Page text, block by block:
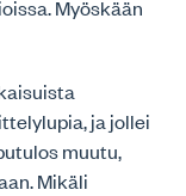
Myöskään
ja jollei
muutu,
Mikäli